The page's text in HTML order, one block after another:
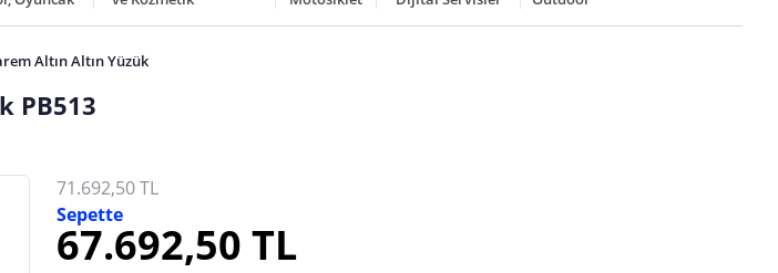
Altın Altın Yüzük
PB513
71.692,50 TL
Sepette
67.692,50 TL